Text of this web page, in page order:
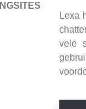
Lexa
vele